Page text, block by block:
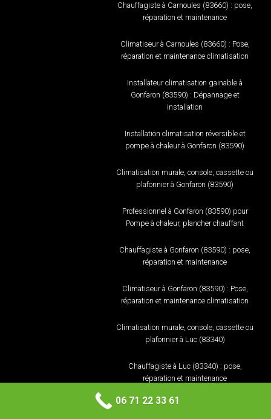
Chauffagiste à Carnoules (83660) : pose,
réparation et maintenance
Climatiseur à Carnoules (83660) : Pose,
réparation et maintenance climatisation
Installateur climatisation gainable à
Gonfaron (83590) : Dépannage et
installation
Installation climatisation réversible et
pompe à chaleur à Gonfaron (83590)
Climatisation murale, console, cassette ou
plafonnier à Gonfaron (83590)
Professionnel à Gonfaron (83590) pour
Pompe à chaleur, plancher chauffant
Chauffagiste à Gonfaron (83590) : pose,
réparation et maintenance
Climatiseur à Gonfaron (83590) : Pose,
réparation et maintenance climatisation
Climatisation murale, console, cassette ou
plafonnier à Luc (83340)
Chauffagiste à Luc (83340) : pose,
réparation et maintenance
Climatiseur à Luc (83340) : Pose, réparation
06 71 22 33 61